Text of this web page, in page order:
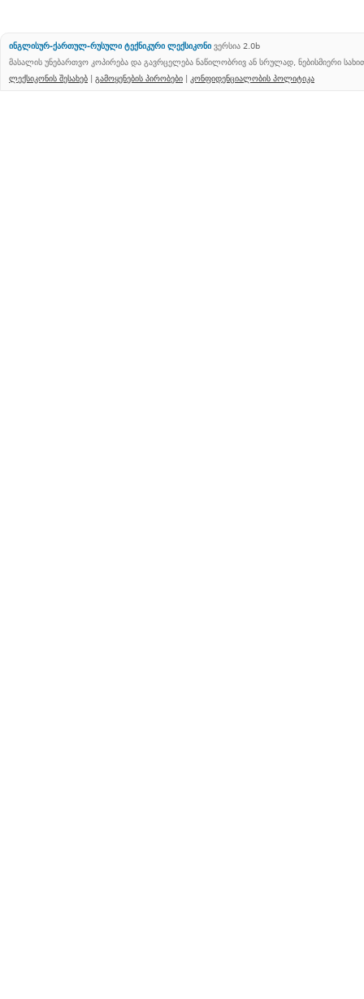
ინგლისურ-ქართულ-რუსული ტექნიკური ლექსიკონი ვერსია 2.0b
მასალის უნებართვო კოპირება და გავრცელება ნაწილობრივ ან სრულად, ნებისმიერი
ლექსიკონის შესახებ | გამოყენების პირობები | კონფიდენციალობის პოლიტიკა